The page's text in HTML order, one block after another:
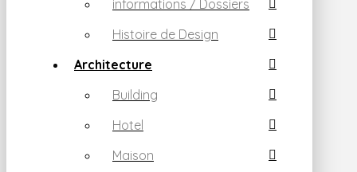
informations / Dossiers
Histoire de Design
Architecture
Building
Hotel
Maison